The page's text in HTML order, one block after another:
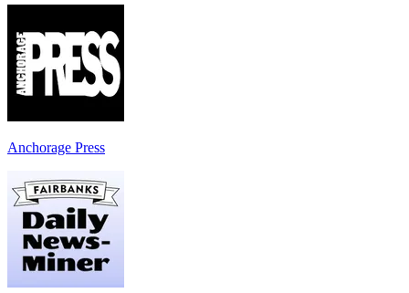
Anchorage Press